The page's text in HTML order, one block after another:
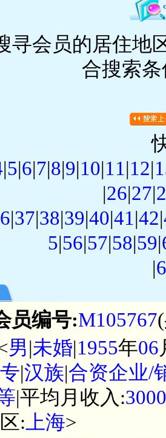
寻会员的居住地
合搜索
|5|6|7|8|9|10|11|12|
|26|27|
|37|38|39|40|41|42|
5|56|57|58|59|
|
员编号:M105767
男|未婚|1955年06
|汉族|合资企业/
|平均月收入:
: 上海>